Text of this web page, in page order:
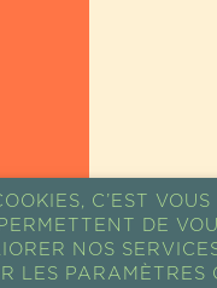
C’EST
DE
NOS
LES PARAMÈTRES